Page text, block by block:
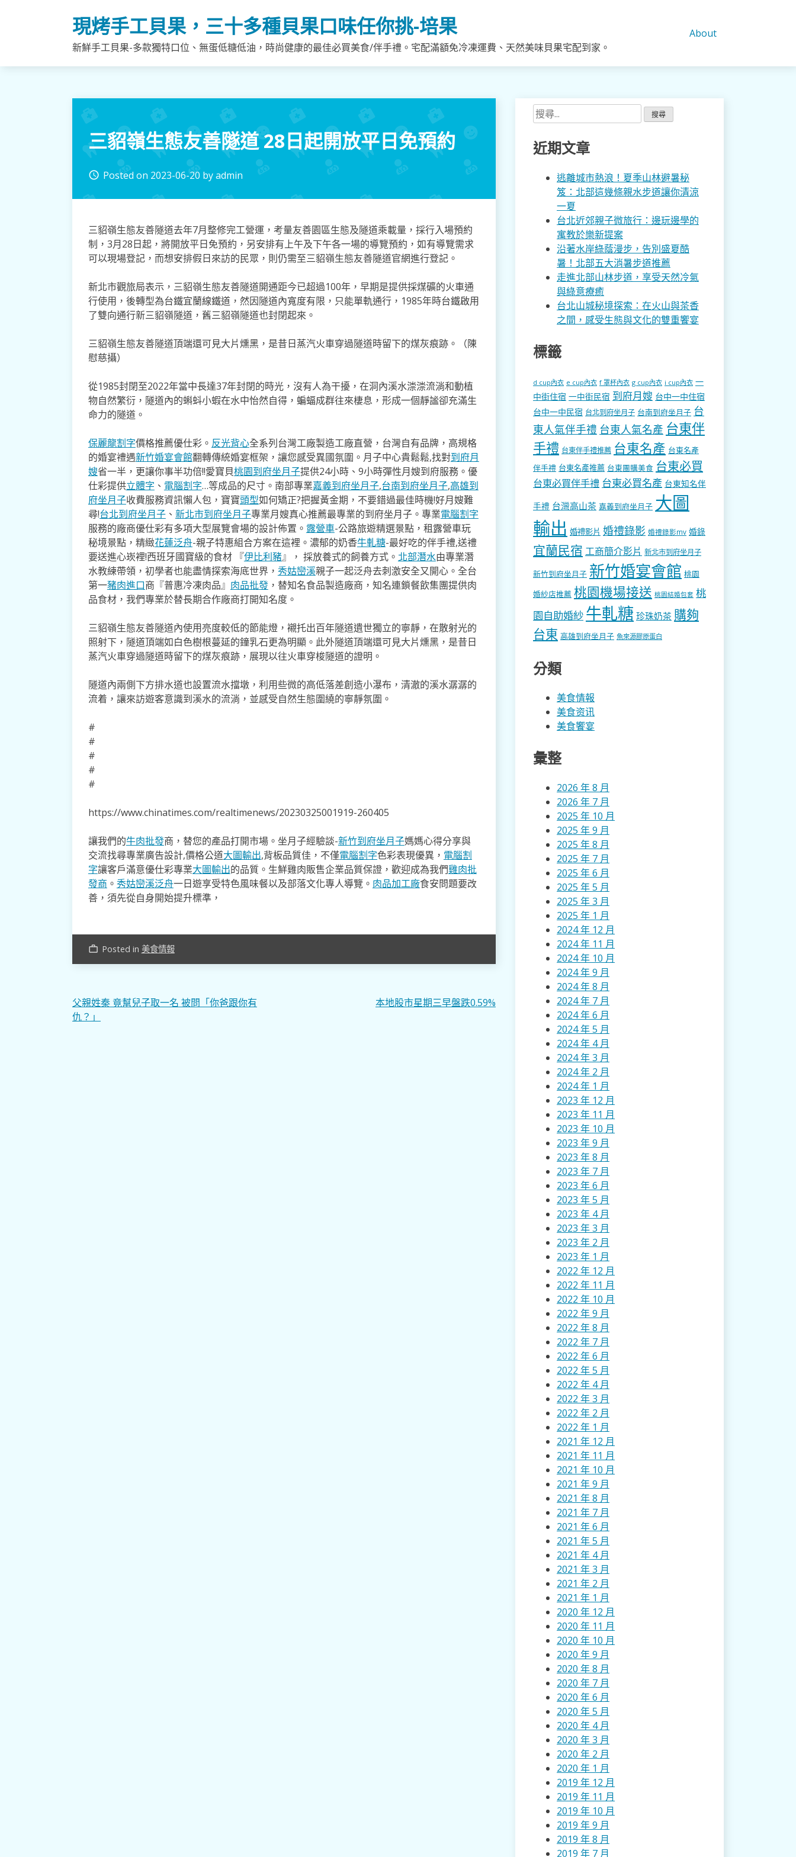
現烤手工貝果，三十多種貝果口味任你挑-培果
新鮮手工貝果-多款獨特口位、無蛋低糖低油，時尚健康的最佳必買美食/伴手禮。宅配滿額免冷凍運費、天然美味貝果宅配到家。
About
三貂嶺生態友善隧道 28日起開放平日免預約
access_time Posted on 2023-06-20 byadmin
三貂嶺生態友善隧道去年7月整修完工營運，考量友善園區生態及隧道乘載量，採行入場預約
制，3月28日起，將開放平日免預約，另安排有上午及下午各一場的導覽預約，如有導覽需求
可以現場登記，而想安排假日來訪的民眾，則仍需至三貂嶺生態友善隧道官網進行登記。
新北市觀旅局表示，三貂嶺生態友善隧道開通距今已超過100年，早期是提供採煤礦的火車通
行使用，後轉型為台鐵宜蘭線鐵道，然因隧道內寬度有限，只能單軌通行，1985年時台鐵啟用
了雙向通行新三貂嶺隧道，舊三貂嶺隧道也封閉起來。
三貂嶺生態友善隧道頂端還可見大片燻黑，是昔日蒸汽火車穿過隧道時留下的煤灰痕跡。（陳
慰慈攝）
從1985封閉至2022年當中長達37年封閉的時光，沒有人為干擾，在洞內溪水漴漴流淌和動植
物自然繁衍，隧道內的蝌蚪小蝦在水中怡然自得，蝙蝠成群往來棲息，形成一個靜謐卻充滿生
命力的隧道。
保麗龍割字價格推薦優仕彩。 反光背心全系列台灣工廠製造工廠直營，台灣自有品牌，高規格
的婚宴禮遇新竹婚宴會館翻轉傳統婚宴框架，讓您感受異國氛圍。月子中心貴鬆鬆,找對到府月
嫂省一半，更讓你事半功倍!!愛寶貝桃園到府坐月子提供24小時、9小時彈性月嫂到府服務。優
仕彩提供立體字 、 電腦割字…等成品的尺寸。南部專業嘉義到府坐月子,台南到府坐月子,高雄到
府坐月子收費服務資訊懶人包，寶寶頭型如何矯正?把握黃金期，不要錯過最佳時機!好月嫂難
尋!台北到府坐月子、 新北市到府坐月子專業月嫂真心推薦最專業的到府坐月子。專業電腦割字
服務的廠商優仕彩有多項大型展覽會場的設計佈置。 露營車-公路旅遊精選景點，租露營車玩
秘境景點，精緻花蓮泛舟-親子特惠組合方案在這裡。濃郁的奶香牛軋糖-最好吃的伴手禮,送禮
要送進心崁裡!西班牙國寶級的食材 『伊比利豬』， 採放養式的飼養方式。 北部潛水由專業潛
水教練帶領，初學者也能盡情探索海底世界， 秀姑巒溪親子一起泛舟去​刺激安全又開心。全台
第一豬肉進口商『普惠冷凍肉品』 肉品批發，替知名食品製造廠商，知名連鎖餐飲集團提供肉
品食材，我們專業於替長期合作廠商打開知名度。
三貂嶺生態友善隧道內使用亮度較低的節能燈，襯托出百年隧道遺世獨立的寧靜，在散射光的
照射下，隧道頂端如白色樹根蔓延的鐘乳石更為明顯。此外隧道頂端還可見大片燻黑，是昔日
蒸汽火車穿過隧道時留下的煤灰痕跡，展現以往火車穿梭隧道的證明。
隧道內兩側下方排水道也設置流水擋墩，利用些微的高低落差創造小瀑布，清澈的溪水潺潺的
流着，讓來訪遊客意識到溪水的流淌，並感受自然生態圍繞的寧靜氛圍。
#
#
#
#
#
https://www.chinatimes.com/realtimenews/20230325001919-260405
讓我們的牛肉批發商，替您的產品打開市場。坐月子經驗談-新竹到府坐月子媽媽心得分享與
交流找尋專業廣告設計,價格公道大圖輸出,背板品質佳，不僅電腦割字色彩表現優異， 電腦割
字讓客戶滿意優仕彩專業大圖輸出的品質。生鮮雞肉販售企業品質保證，歡迎成為我們雞肉批
發商 。 秀姑巒溪泛舟一日遊享受特色風味餐以及部落文化專人導覽。 肉品加工廠食安問題要改
善，須先從自身開始提升標準，
work_outline Posted in 美食情報
文
章
父親姓秦 竟幫兒子取一名 被問「你爸跟你有
仇？」
本地股市星期三早盤跌0.59%
搜
尋
關
鍵
近期文章
逃離城市熱浪！夏季山林避暑秘
笈：北部這幾條親水步道讓你清涼
一夏
台北近郊親子微旅行：邊玩邊學的
寓教於樂新提案
沿著水岸綠蔭漫步，告別盛夏酷
暑！北部五大消暑步道推薦
走進北部山林步道，享受天然冷氣
與綠意療癒
台北山城秘境探索：在火山與茶香
之間，感受生態與文化的雙重饗宴
標籤
d cup內衣 e cup內衣 f 罩杯內衣 g cup內衣 i cup內衣 一
中街住宿 一中街民宿 到府月嫂 台中一中住宿
台中一中民宿 台北到府坐月子 台南到府坐月子 台
東人氣伴手禮 台東人氣名產 台東伴
手禮 台東伴手禮推薦 台東名產 台東名產
伴手禮 台東名產推薦 台東團購美食 台東必買
台東必買伴手禮 台東必買名產 台東知名伴
手禮 台灣高山茶 嘉義到府坐月子 大圖
輸出 婚禮影片 婚禮錄影 婚禮錄影mv 婚錄
宜蘭民宿 工商簡介影片 新北市到府坐月子
新竹到府坐月子 新竹婚宴會館 桃園
婚紗店推薦 桃園機場接送 桃園結婚包套 桃
園自助婚紗 牛軋糖 珍珠奶茶 購夠
台東 高雄到府坐月子 魚來源膠原蛋白
分類
美食情報
美食资讯
美食饗宴
彙整
2026 年 8 月
2026 年 7 月
2025 年 10 月
2025 年 9 月
2025 年 8 月
2025 年 7 月
2025 年 6 月
2025 年 5 月
2025 年 3 月
2025 年 1 月
2024 年 12 月
2024 年 11 月
2024 年 10 月
2024 年 9 月
2024 年 8 月
2024 年 7 月
2024 年 6 月
2024 年 5 月
2024 年 4 月
2024 年 3 月
2024 年 2 月
2024 年 1 月
2023 年 12 月
2023 年 11 月
2023 年 10 月
2023 年 9 月
2023 年 8 月
2023 年 7 月
2023 年 6 月
2023 年 5 月
2023 年 4 月
2023 年 3 月
2023 年 2 月
2023 年 1 月
2022 年 12 月
2022 年 11 月
2022 年 10 月
2022 年 9 月
2022 年 8 月
2022 年 7 月
2022 年 6 月
2022 年 5 月
2022 年 4 月
2022 年 3 月
2022 年 2 月
2022 年 1 月
2021 年 12 月
2021 年 11 月
2021 年 10 月
2021 年 9 月
2021 年 8 月
2021 年 7 月
2021 年 6 月
2021 年 5 月
2021 年 4 月
2021 年 3 月
2021 年 2 月
2021 年 1 月
2020 年 12 月
2020 年 11 月
2020 年 10 月
2020 年 9 月
2020 年 8 月
2020 年 7 月
2020 年 6 月
2020 年 5 月
2020 年 4 月
2020 年 3 月
2020 年 2 月
2020 年 1 月
2019 年 12 月
2019 年 11 月
2019 年 10 月
2019 年 9 月
2019 年 8 月
2019 年 7 月